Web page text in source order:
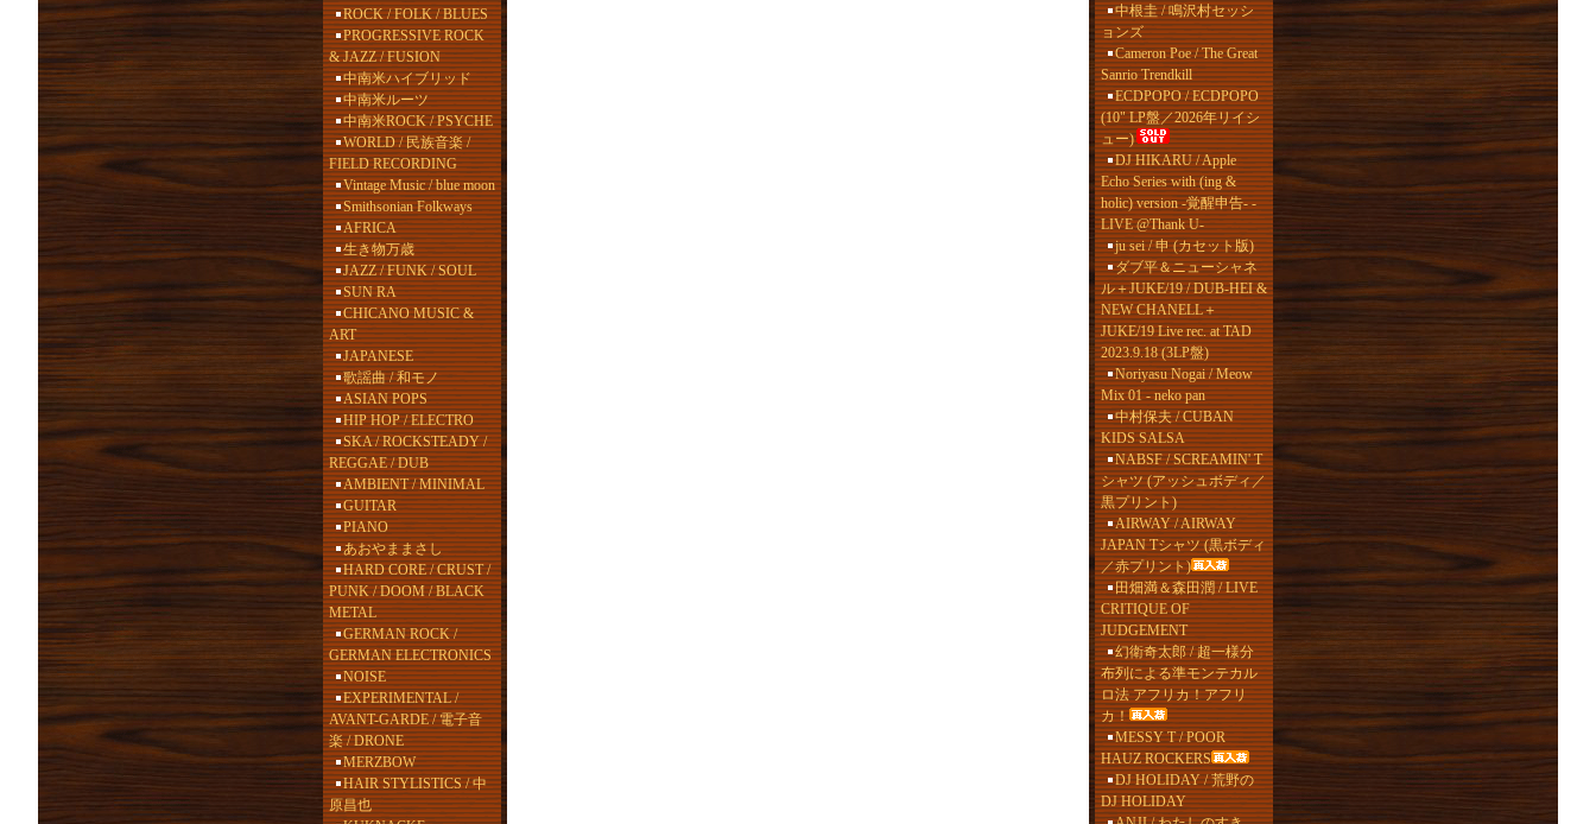
ROCK / FOLK / BLUES
PROGRESSIVE ROCK
& JAZZ / FUSION
中南米ハイブリッド
中南米ルーツ
中南米ROCK / PSYCHE
WORLD / 民族音楽 /
FIELD RECORDING
Vintage Music / blue moon
Smithsonian Folkways
AFRICA
生き物万歳
JAZZ / FUNK / SOUL
SUN RA
CHICANO MUSIC &
ART
JAPANESE
歌謡曲 / 和モノ
ASIAN POPS
HIP HOP / ELECTRO
SKA / ROCKSTEADY /
REGGAE / DUB
AMBIENT / MINIMAL
GUITAR
PIANO
あおやままさし
HARD CORE / CRUST /
PUNK / DOOM / BLACK
METAL
GERMAN ROCK /
GERMAN ELECTRONICS
NOISE
EXPERIMENTAL /
AVANT-GARDE / 電子音
楽 / DRONE
MERZBOW
HAIR STYLISTICS / 中
原昌也
中根圭 / 鳴沢村セッシ
ョンズ
Cameron Poe / The Great
Sanrio Trendkill
ECDPOPO / ECDPOPO
(10" LP盤／2026年リイシ
ュー)
DJ HIKARU / Apple
Echo Series with (ing &
holic) version -覚醒申告- -
LIVE @Thank U-
ju sei / 申 (カセット版)
ダブ平＆ニューシャネ
ル＋JUKE/19 / DUB-HEI &
NEW CHANELL＋
JUKE/19 Live rec. at TAD
2023.9.18 (3LP盤)
Noriyasu Nogai / Meow
Mix 01 - neko pan
中村保夫 / CUBAN
KIDS SALSA
NABSF / SCREAMIN' T
シャツ (アッシュボディ／
黒プリント)
AIRWAY / AIRWAY
JAPAN Tシャツ (黒ボディ
／赤プリント)
田畑満＆森田潤 / LIVE
CRITIQUE OF
JUDGEMENT
幻衛奇太郎 / 超一様分
布列による準モンテカル
ロ法 アフリカ！アフリ
カ！
MESSY T / POOR
HAUZ ROCKERS
DJ HOLIDAY / 荒野の
DJ HOLIDAY